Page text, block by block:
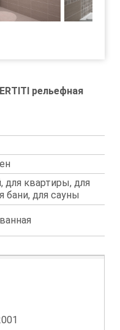
рельефная
для квартиры, для
бани, для сауны